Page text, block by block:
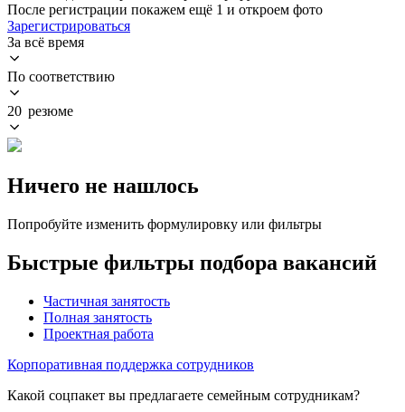
После регистрации покажем ещё 1 и откроем фото
Зарегистрироваться
За всё время
По соответствию
20 резюме
Ничего не нашлось
Попробуйте изменить формулировку или фильтры
Быстрые фильтры подбора вакансий
Частичная занятость
Полная занятость
Проектная работа
Корпоративная поддержка сотрудников
Какой соцпакет вы предлагаете семейным сотрудникам?